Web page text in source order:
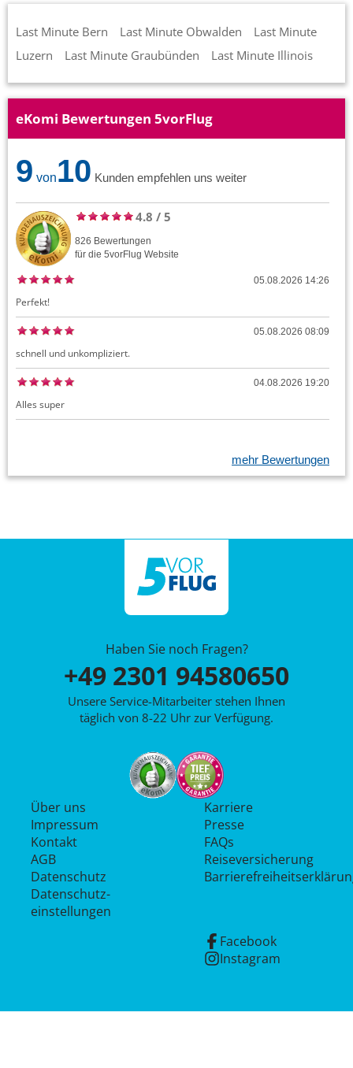
Last Minute Bern Last Minute Obwalden
Last Minute
Luzern
Last Minute Graubünden Last Minute Illinois
eKomi Bewertungen 5vorFlug
9 von10 Kunden empfehlen uns weiter
4.8 / 5
826 Bewertungen
für die 5vorFlug Website
05.08.2026 14:26
Perfekt!
05.08.2026 08:09
schnell und unkompliziert.
04.08.2026 19:20
Alles super
mehr Bewertungen
Haben Sie noch Fragen?
+49 2301 94580650
Unsere Service-Mitarbeiter stehen Ihnen
täglich von 8-22 Uhr zur Verfügung.
Über uns
Impressum
Kontakt
AGB
Datenschutz
Datenschutz­
einstellungen
Karriere
Presse
FAQs
Reiseversicherung
Facebook
Instagram